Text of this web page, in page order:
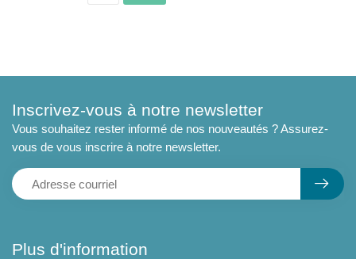
Plus d'information
Inscrivez-vous à notre newsletter
Vous souhaitez rester informé de nos nouveautés ? Assurez-
vous de vous inscrire à notre newsletter.